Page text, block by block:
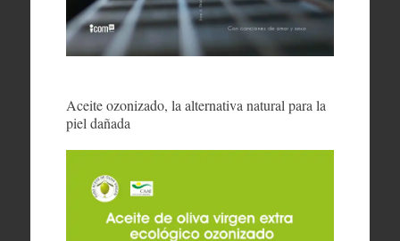
Aceite ozonizado, la alternativa natural para la
piel dañada